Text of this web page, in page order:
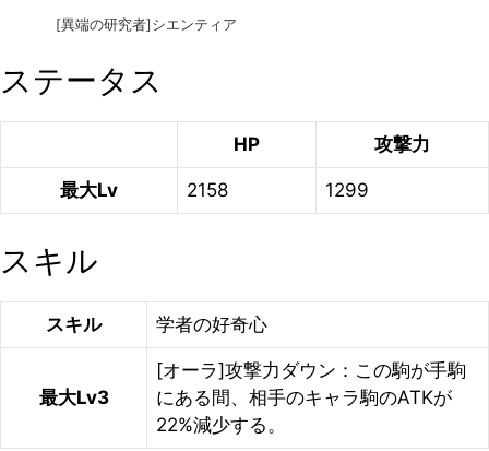
[異端の研究者]シエンティア
ステータス
HP 攻撃力
最大Lv 2158 1299
スキル
スキル 学者の好奇心
最大Lv3
[オーラ]攻撃力ダウン：この駒が手駒
にある間、相手のキャラ駒のATKが
22%減少する。